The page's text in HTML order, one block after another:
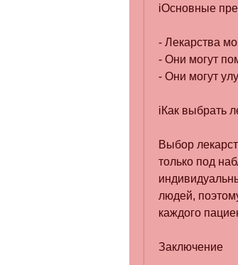
iОсновные
- Лекарства
- Они могут
- Они могут
iКак выбрать
Выбор
только под
людей,
каждого
Заключение